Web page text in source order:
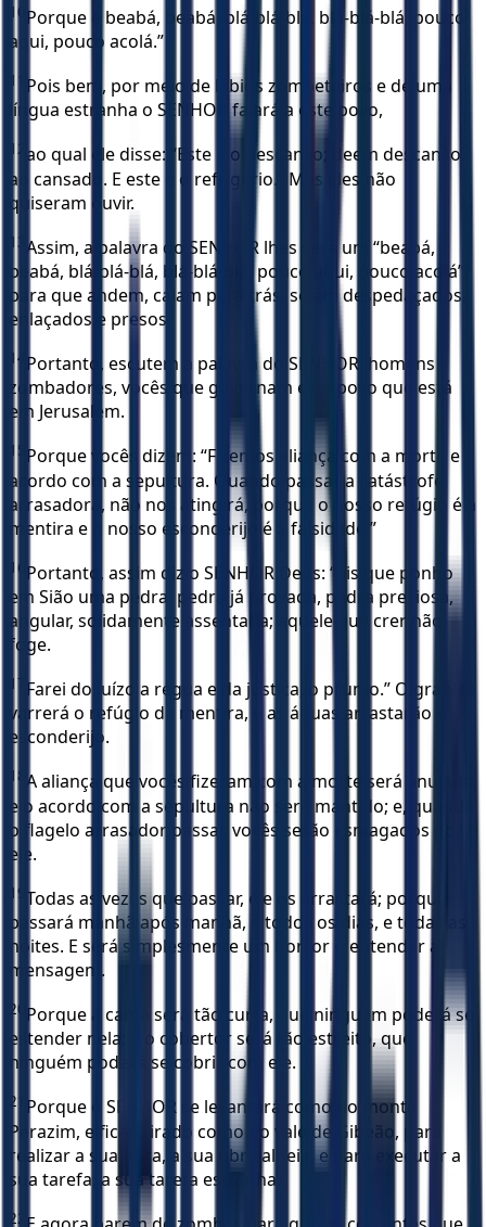
10 Porque é beabá, beabá, blá-blá-blá, blá-blá-blá, pouco
aqui, pouco acolá.”
11
Pois bem, por meio de lábios zombeteiros e de uma
língua estranha o SENHOR falará a este povo,
12 ao qual ele disse: “Este é o descanso; deem descanso
ao cansado. E este é o refrigério.” Mas eles não
quiseram ouvir.
13 Assim, a palavra do SENHOR lhes será um “beabá,
beabá, blá-blá-blá, blá-blá-blá, pouco aqui, pouco acolá”,
para que andem, caiam para trás, sejam despedaçados,
enlaçados e presos.
14 Portanto, escutem a palavra do SENHOR, homens
zombadores, vocês que governam este povo que está
em Jerusalém.
15 Porque vocês dizem: “Fizemos aliança com a morte e
acordo com a sepultura. Quando passar a catástrofe
arrasadora, não nos atingirá, porque o nosso refúgio é a
mentira e o nosso esconderijo é a falsidade.”
16 Portanto, assim diz o SENHOR Deus: “Eis que ponho
em Sião uma pedra, pedra já provada, pedra preciosa,
angular, solidamente assentada; aquele que crer não
foge.
17 Farei do juízo a régua e da justiça, o prumo.” O granizo
varrerá o refúgio da mentira, e as águas arrastarão o
esconderijo.
18 A aliança que vocês fizeram com a morte será anulada,
e o acordo com a sepultura não será mantido; e, quando
o flagelo arrasador passar, vocês serão esmagados por
ele.
19 Todas as vezes que passar, ele os arrastará; porque
passará manhã após manhã, e todos os dias, e todas as
noites. E será simplesmente um horror o entender a
mensagem.
20 Porque a cama será tão curta, que ninguém poderá se
estender nela; e o cobertor será tão estreito, que
ninguém poderá se cobrir com ele.
21
Porque o SENHOR se levantará como no monte
Perazim, e ficará irado como no vale de Gibeão, para
realizar a sua obra, a sua obra alheia, e para executar a
sua tarefa, a sua tarefa estranha.
22